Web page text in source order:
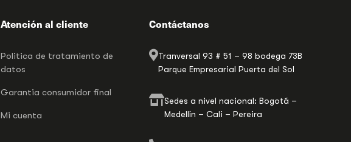
Atención al cliente
Politica de tratamiento de
datos
Garantia consumidor final
Mi cuenta
Contáctanos
Tranversal 93 # 51 – 98 bodega 73B
Parque Empresarial Puerta del Sol
Sedes a nivel nacional: Bogotá –
Medellín – Cali – Pereira